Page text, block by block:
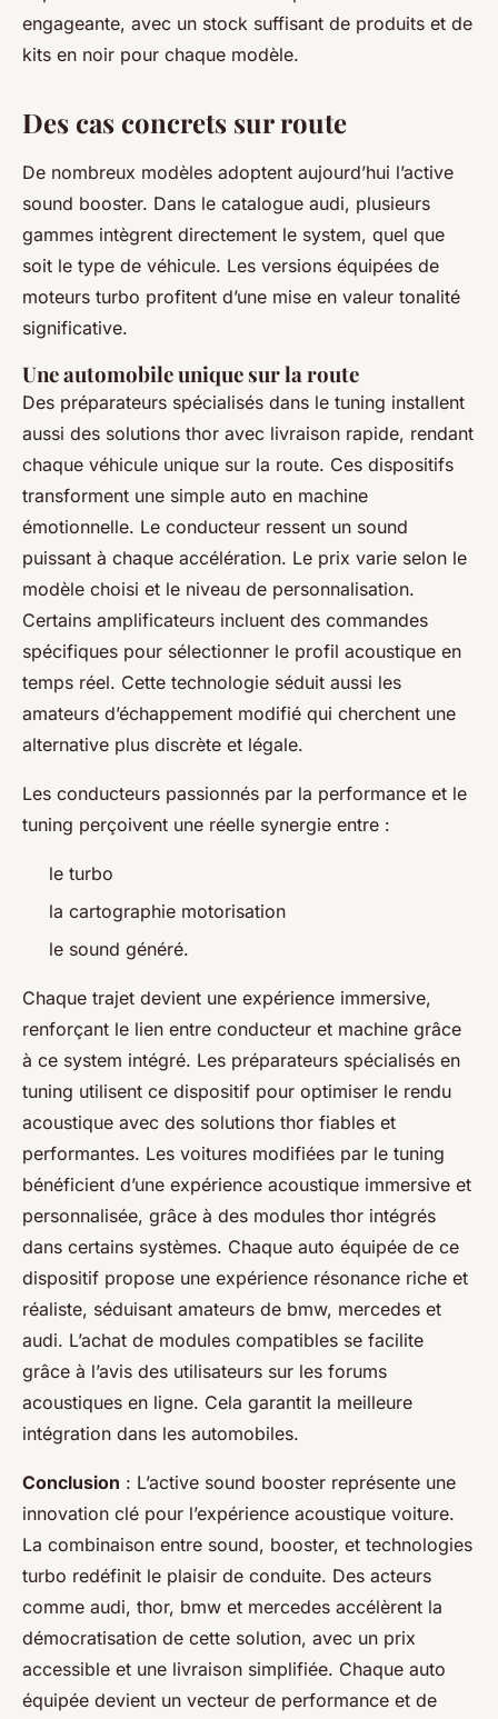
engageante, avec un stock suffisant de produits et de
kits en noir pour chaque modèle.
Des cas concrets sur route
De nombreux modèles adoptent aujourd’hui l’active
sound booster. Dans le catalogue audi, plusieurs
gammes intègrent directement le system, quel que
soit le type de véhicule. Les versions équipées de
moteurs turbo profitent d’une mise en valeur tonalité
significative.
Une automobile unique sur la route
Des préparateurs spécialisés dans le tuning installent
aussi des solutions thor avec livraison rapide, rendant
chaque véhicule unique sur la route. Ces dispositifs
transforment une simple auto en machine
émotionnelle. Le conducteur ressent un sound
puissant à chaque accélération. Le prix varie selon le
modèle choisi et le niveau de personnalisation.
Certains amplificateurs incluent des commandes
spécifiques pour sélectionner le profil acoustique en
temps réel. Cette technologie séduit aussi les
amateurs d’échappement modifié qui cherchent une
alternative plus discrète et légale.
Les conducteurs passionnés par la performance et le
tuning perçoivent une réelle synergie entre :
le turbo
la cartographie motorisation
le sound généré.
Chaque trajet devient une expérience immersive,
renforçant le lien entre conducteur et machine grâce
à ce system intégré. Les préparateurs spécialisés en
tuning utilisent ce dispositif pour optimiser le rendu
acoustique avec des solutions thor fiables et
performantes. Les voitures modifiées par le tuning
bénéficient d’une expérience acoustique immersive et
personnalisée, grâce à des modules thor intégrés
dans certains systèmes. Chaque auto équipée de ce
dispositif propose une expérience résonance riche et
réaliste, séduisant amateurs de bmw, mercedes et
audi. L’achat de modules compatibles se facilite
grâce à l’avis des utilisateurs sur les forums
acoustiques en ligne. Cela garantit la meilleure
intégration dans les automobiles.
Conclusion : L’active sound booster représente une
innovation clé pour l’expérience acoustique voiture.
La combinaison entre sound, booster, et technologies
turbo redéfinit le plaisir de conduite. Des acteurs
comme audi, thor, bmw et mercedes accélèrent la
démocratisation de cette solution, avec un prix
accessible et une livraison simplifiée. Chaque auto
équipée devient un vecteur de performance et de